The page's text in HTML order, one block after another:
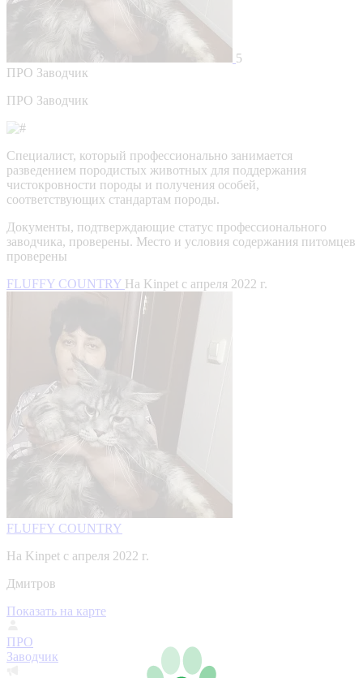
5
ПРО Заводчик
ПРО Заводчик
Специалист, который профессионально занимается
разведением породистых животных для поддержания
чистокровности породы и получения особей,
соответствующих стандартам породы.
Документы, подтверждающие статус профессионального
заводчика, проверены. Место и условия содержания питомцев
проверены
FLUFFY COUNTRY На Kinpet c апреля 2022 г.
FLUFFY COUNTRY
На Kinpet c апреля 2022 г.
Дмитров
Показать на карте
ПРО
Заводчик